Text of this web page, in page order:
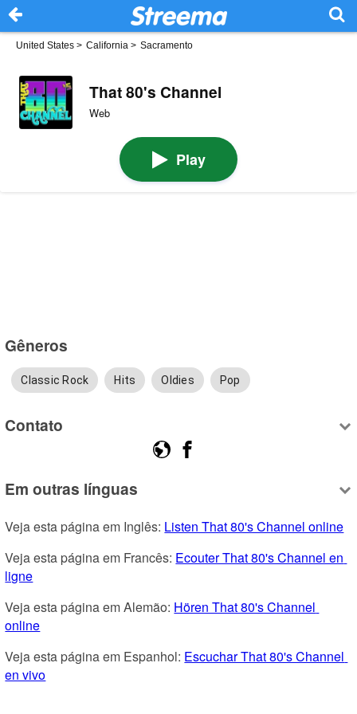
United States > California > Sacramento
That 80's Channel
Web
Play
Gêneros
Classic Rock Hits Oldies Pop
Contato
Em outras línguas
Veja esta página em Inglês: Listen That 80's Channel online
Veja esta página em Francês: Ecouter That 80's Channel en
ligne
Veja esta página em Alemão: Hören That 80's Channel
online
Veja esta página em Espanhol: Escuchar That 80's Channel
en vivo